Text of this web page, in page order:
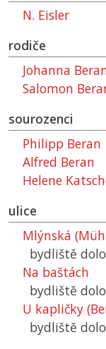
N. Eisler
rodiče
Johanna
Salomon
sourozenci
Philipp Beran
Alfred Beran
Helene
ulice
Mlýnská
bydliště
Na baštách
bydliště
U kapličky
bydliště